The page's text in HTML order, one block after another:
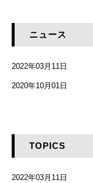
JR総武本線
京成本線
東海道新幹線
ニュース
2022年03月11日
2020年10月01日
TOPICS
2022年03月11日